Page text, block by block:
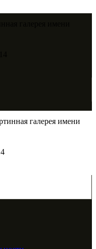
галерея имени